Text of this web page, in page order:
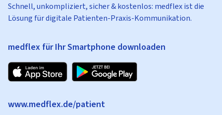
Schnell, unkompliziert, sicher & kostenlos: medflex ist die
Lösung für digitale Patienten-Praxis-Kommunikation.
medflex für Ihr Smartphone downloaden
www.medflex.de/patient